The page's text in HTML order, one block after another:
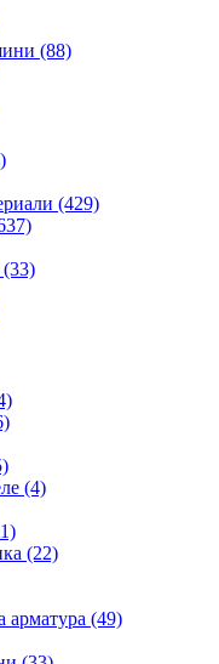
(88)
(429)
(33)
(4)
(22)
(49)